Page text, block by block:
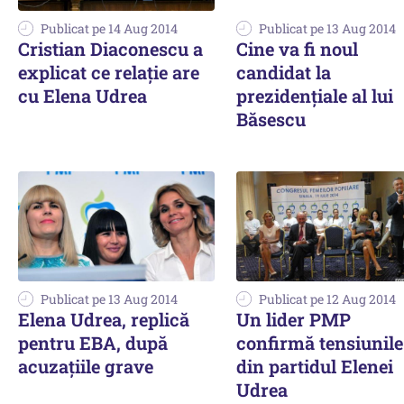
Publicat pe 14 Aug 2014
Cristian Diaconescu a
explicat ce relație are
cu Elena Udrea
Publicat pe 13 Aug 2014
Cine va fi noul
candidat la
prezidențiale al lui
Băsescu
Publicat pe 13 Aug 2014
Elena Udrea, replică
pentru EBA, după
acuzațiile grave
Publicat pe 12 Aug 2014
Un lider PMP
confirmă tensiunile
din partidul Elenei
Udrea